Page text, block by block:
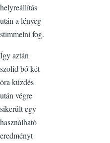
helyreállítás
után a lényeg
stimmelni fog.
Így aztán
szolid bő két
óra küzdés
után végre
sikerült egy
használható
eredményt